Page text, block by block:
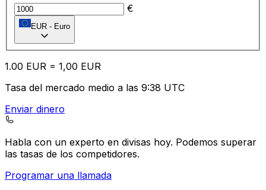
€
EUR - Euro
1.00 EUR = 1,00 EUR
Tasa del mercado medio a las 9:38 UTC
Enviar dinero
Habla con un experto en divisas hoy. Podemos superar
las tasas de los competidores.
Programar una llamada